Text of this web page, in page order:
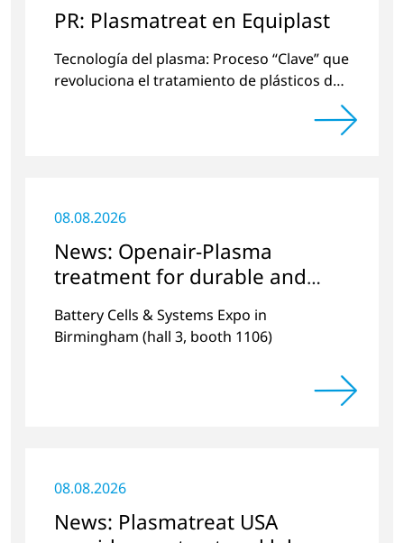
PR: Plasmatreat en Equiplast
Tecnología del plasma: Proceso “Clave” que
revoluciona el tratamiento de plásticos de
08.08.2026
News: Openair-Plasma
treatment for durable and
efficient batteries
Battery Cells & Systems Expo in
Birmingham (hall 3, booth 1106)
08.08.2026
News: Plasmatreat USA